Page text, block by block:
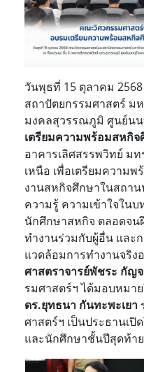
วันพุธที่ 15 ตุลาคม
สถาปัตยกรรมศาสตร์ ม
มงคลสุวรรณภูมิ ศูนย์นน
เตรียมความพร้อมสหกิจ
อาคารเลิศสรรพวิทย์ ม
เหนือ เพื่อเตรียมความ
งานสหกิจศึกษาในสถาน
ความรู้ ความเข้าใจใน
นักศึกษาสหกิจ ตลอดจน
ทำงานร่วมกับผู้อื่น และ
แวดล้อมการทำงานจริง
ศาสตราจารย์พัชระ กัญ
รมศาสตร์ฯ ได้มอบหมา
ดร.ยุทธนา กันทะพะเยา
ศาสตร์ฯ เป็นประธานเ
และนักศึกษาชั้นปีสุดท้าย